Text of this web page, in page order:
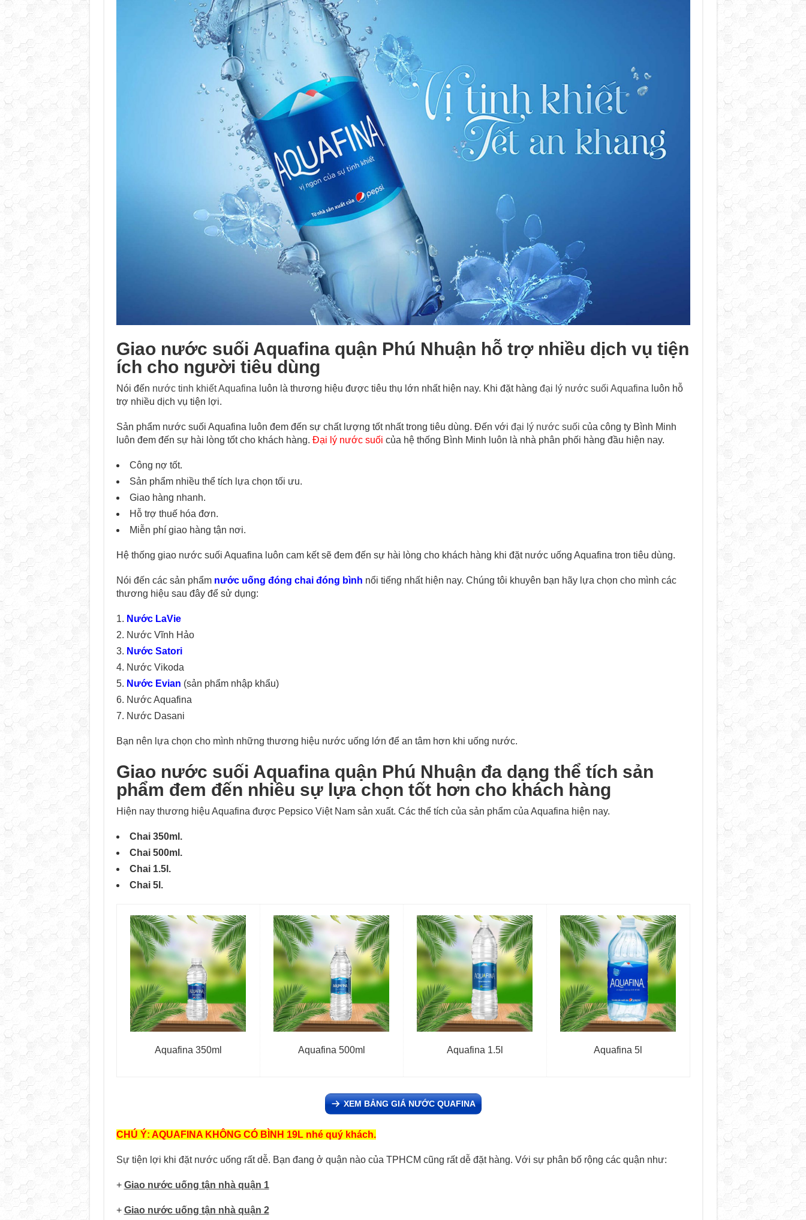
Giao nước suối Aquafina quận Phú Nhuận hỗ trợ nhiều dịch vụ tiện
ích cho người tiêu dùng
Nói đến nước tinh khiết Aquafina luôn là thương hiệu được tiêu thụ lớn nhất hiện nay. Khi đặt hàng đại lý nước suối Aquafina luôn hỗ
trợ nhiều dịch vụ tiện lợi.
Sản phẩm nước suối Aquafina luôn đem đến sự chất lượng tốt nhất trong tiêu dùng. Đến với đại lý nước suối của công ty Bình Minh
luôn đem đến sự hài lòng tốt cho khách hàng. Đại lý nước suối của hệ thống Bình Minh luôn là nhà phân phối hàng đầu hiện nay.
Công nợ tốt.
Sản phẩm nhiều thể tích lựa chọn tối ưu.
Giao hàng nhanh.
Hỗ trợ thuế hóa đơn.
Miễn phí giao hàng tận nơi.
Hệ thống giao nước suối Aquafina luôn cam kết sẽ đem đến sự hài lòng cho khách hàng khi đặt nước uống Aquafina tron tiêu dùng.
Nói đến các sản phẩm nước uống đóng chai đóng bình nổi tiếng nhất hiện nay. Chúng tôi khuyên bạn hãy lựa chọn cho mình các
thương hiệu sau đây để sử dụng:
Nước LaVie
Nước Vĩnh Hảo
Nước Satori
Nước Vikoda
Nước Evian (sản phẩm nhập khẩu)
Nước Aquafina
Nước Dasani
Bạn nên lựa chọn cho mình những thương hiệu nước uống lớn để an tâm hơn khi uống nước.
Giao nước suối Aquafina quận Phú Nhuận đa dạng thể tích sản
phẩm đem đến nhiều sự lựa chọn tốt hơn cho khách hàng
Hiện nay thương hiệu Aquafina được Pepsico Việt Nam sản xuất. Các thể tích của sản phẩm của Aquafina hiện nay.
Chai 350ml.
Chai 500ml.
Chai 1.5l.
Chai 5l.
Aquafina 350ml Aquafina 500ml Aquafina 1.5l Aquafina 5l
XEM BẢNG GIÁ NƯỚC QUAFINA
CHÚ Ý: AQUAFINA KHÔNG CÓ BÌNH 19L nhé quý khách.
Sự tiện lợi khi đặt nước uống rất dễ. Bạn đang ở quận nào của TPHCM cũng rất dễ đặt hàng. Với sự phân bố rộng các quận như:
+ Giao nước uống tận nhà quận 1
+ Giao nước uống tận nhà quận 2